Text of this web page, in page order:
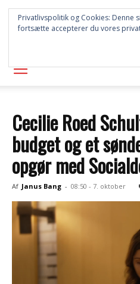
Cecilie Roed
budget og et
opgør med
Af Janus Bang - 08:50 - 7. oktober
Privatlivspolitik og Cookies: Denne
fortsætte accepterer du vores